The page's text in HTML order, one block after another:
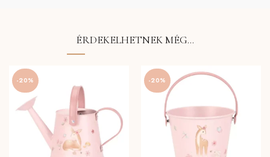
ÉRDEKELHETNEK MÉG…
-20% -20%